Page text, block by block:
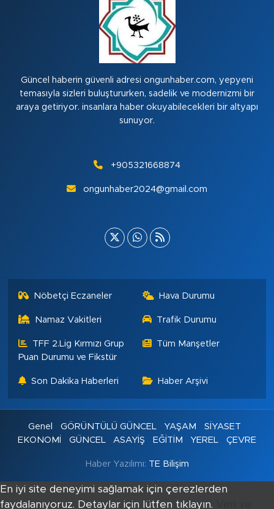
Güncel haberin güvenli adresi ongunhaber.com, yepyeni
temasıyla sizleri buluştururken, sadelik ve modernizmi bir
araya getiriyor. insanlara haber okuyabilecekleri bir altyapı
sunuyor.
+905321668874
ongunhaber2024@gmail.com
Nöbetçi Eczaneler Hava Durumu
Namaz Vakitleri Trafik Durumu
TFF 2.Lig Kırmızı Grup
Puan Durumu ve Fikstür
Tüm Manşetler
Son Dakika Haberleri Haber Arşivi
Genel GÖRÜNTÜLÜ GÜNCEL YAŞAM
SİYASET
EKONOMİ
GÜNCEL ASAYİŞ EĞİTİM YEREL ÇEVRE
Haber Yazılımı: TE Bilişim
En iyi site deneyimi sağlamak için çerezlerden
faydalanıyoruz. Detaylar için lütfen tıklayın.